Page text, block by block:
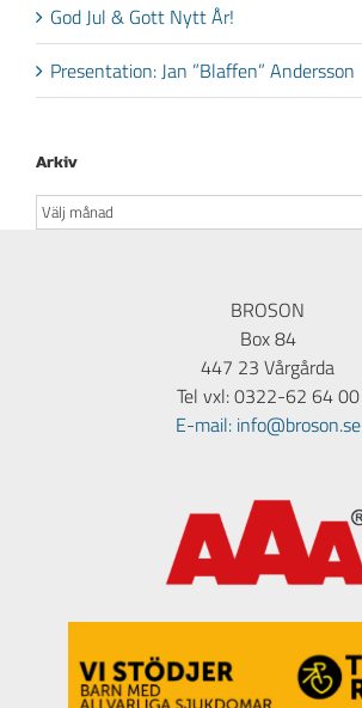
God Jul & Gott Nytt År!
Presentation: Jan ”Blaffen” Andersson
Arkiv
Arkiv
BROSON
Box 84
447 23 Vårgårda
Tel vxl: 0322-62 64 00
E-mail: info@broson.se